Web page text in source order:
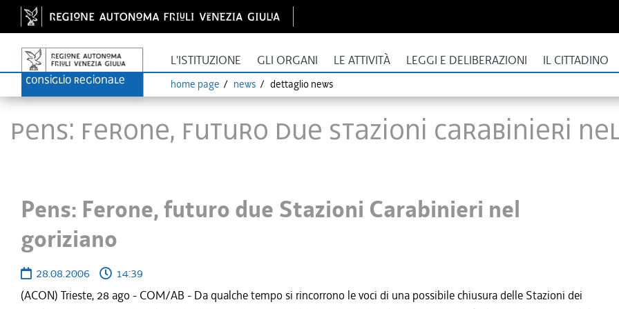
L'ISTITUZIONE GLI ORGANI LE ATTIVITÀ LEGGI E DELIBERAZIONI IL CITTADINO
home page news dettaglio news
Pens: Ferone, futuro due Stazioni Carabinieri
Pens: Ferone, futuro due Stazioni Carabinieri nel
goriziano
28.08.2006
14:39
(ACON) Trieste, 28 ago - COM/AB - Da qualche tempo si rincorrono le voci di una possibile chiusura delle Stazioni dei